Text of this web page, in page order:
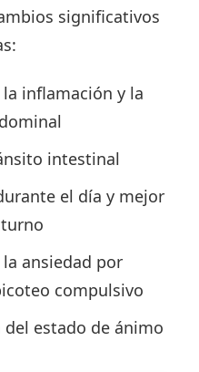
significativos
inflamación y la
intestinal
el día y mejor
ansiedad por
compulsivo
del estado de ánimo